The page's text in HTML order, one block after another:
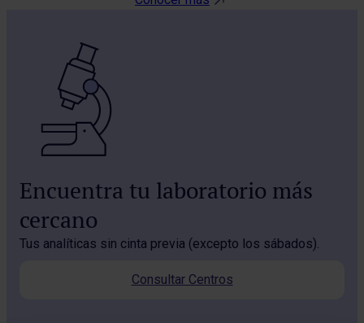
Encuentra tu laboratorio más
cercano
Tus analíticas sin cinta previa (excepto los sábados).
Consultar Centros